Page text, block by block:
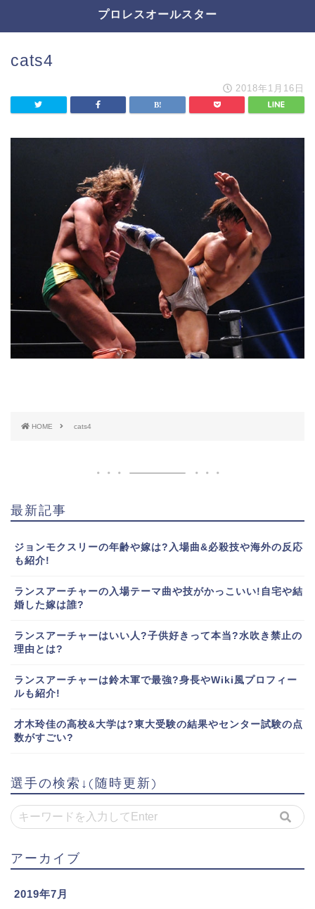
プロレスオールスター
cats4
2018年1月16日
HOME cats4
最新記事
ジョンモクスリーの年齢や嫁は?入場曲&必殺技や海外の反応
も紹介!
ランスアーチャーの入場テーマ曲や技がかっこいい!自宅や結
婚した嫁は誰?
ランスアーチャーはいい人?子供好きって本当?水吹き禁止の
理由とは?
ランスアーチャーは鈴木軍で最強?身長やWiki風プロフィー
ルも紹介!
才木玲佳の高校&大学は?東大受験の結果やセンター試験の点
数がすごい?
選手の検索↓(随時更新)
アーカイブ
2019年7月